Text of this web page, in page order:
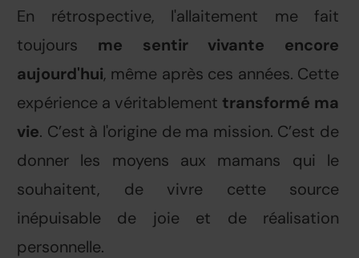
En rétrospective, l'allaitement me fait
toujours me sentir vivante encore
aujourd'hui, même après ces années. Cette
expérience a véritablement transformé ma
vie. C’est à l'origine de ma mission. C’est de
donner les moyens aux mamans qui le
souhaitent, de vivre cette source
inépuisable de joie et de réalisation
personnelle.